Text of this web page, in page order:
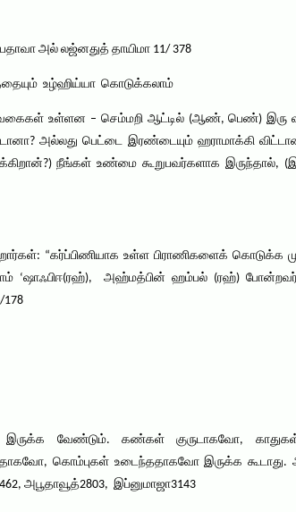
அல் லஜ்னதுத் தாயிமா 11/ 378
உழ்ஹிய்யா கொடுக்கலாம்
வகைகள் உள்ளன – செம்மறி ஆட்டில் (ஆண், பெண்)
அல்லது பெட்டை இரண்டையும் ஹராமாக்கி
நீங்கள் உண்மை கூறுபவர்களாக இருந்தால்,
“கர்ப்பிணியாக உள்ள பிராணிகளைக் கொடுக்க
அஹ்மத்பின் ஹம்பல் (ரஹ்)
இருக்க வேண்டும். கண்கள் குருடாகவோ,
கொம்புகள் உடைந்ததாகவோ இருக்க கூடாது.
அபூதாவூத்2803, இப்னுமாஜா3143